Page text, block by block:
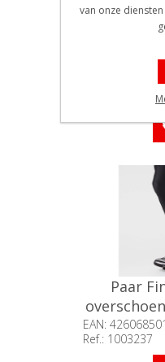
Paar
EAN:
stuks op
Paar
EAN:
Ref.: 1003237
van onze